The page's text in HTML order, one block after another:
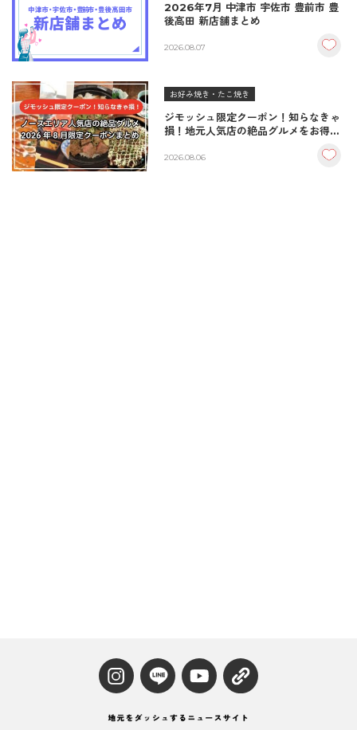
2026年7月 中津市 宇佐市 豊前市 豊
後高田 新店舗まとめ
2026.08.07
お好み焼き・たこ焼き
ジモッシュ限定クーポン！知らなきゃ
損！地元人気店の絶品グルメをお得に
2026.08.06